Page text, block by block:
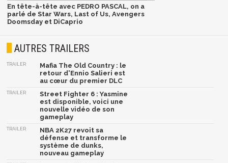
En tête-à-tête avec PEDRO PASCAL, on a
parlé de Star Wars, Last of Us, Avengers
Doomsday et DiCaprio
AUTRES TRAILERS
TRAILER
Mafia The Old Country : le
retour d'Ennio Salieri est
au cœur du premier DLC
TRAILER
Street Fighter 6 : Yasmine
est disponible, voici une
nouvelle vidéo de son
gameplay
TRAILER
NBA 2K27 revoit sa
défense et transforme le
système de dunks,
nouveau gameplay